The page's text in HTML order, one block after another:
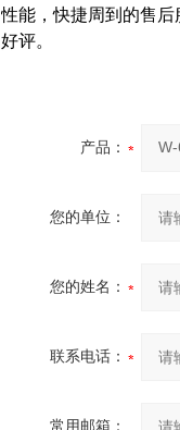
性能，快捷周到的售
好评。
产品：
您的单位：
您的姓名：
联系电话：
常用邮箱：